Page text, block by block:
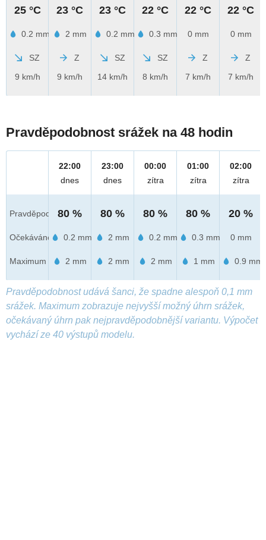
25 °C
0.2 mm
SZ
9 km/h
23 °C
2 mm
Z
9 km/h
23 °C
0.2 mm
SZ
14 km/h
22 °C
0.3 mm
SZ
8 km/h
22 °C
0 mm
Z
7 km/h
22 °C
0 mm
Z
7 km/h
Pravděpodobnost srážek na 48 hodin
Pravděpod.
Očekáváno
Maximum
22:00
dnes
80 %
0.2 mm
2 mm
23:00
dnes
80 %
2 mm
2 mm
00:00
zítra
80 %
0.2 mm
2 mm
01:00
zítra
80 %
0.3 mm
1 mm
02:00
zítra
20 %
0 mm
0.9 mm
Pravděpodobnost udává šanci, že spadne alespoň 0,1 mm
srážek. Maximum zobrazuje nejvyšší možný úhrn srážek,
očekávaný úhrn pak nejpravděpodobnější variantu. Výpočet
vychází ze 40 výstupů modelu.